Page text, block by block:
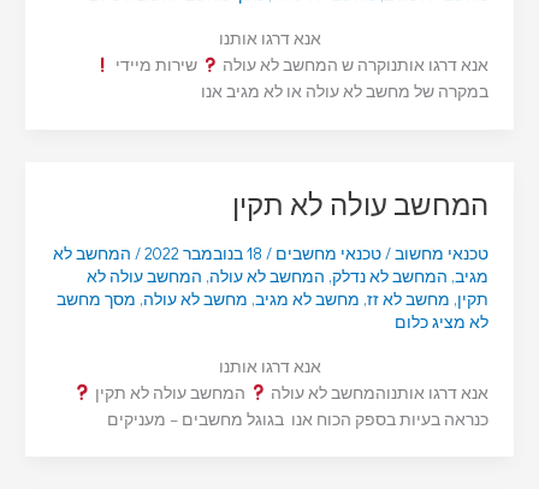
אנא דרגו אותנו
אנא דרגו אותנוקרה ש המחשב לא עולה
שירות מיידי
במקרה של מחשב לא עולה או לא מגיב אנו
המחשב עולה לא תקין
טכנאי מחשוב/טכנאי מחשבים / 18 בנובמבר 2022 / המחשב לא
מגיב, המחשב לא נדלק, המחשב לא עולה, המחשב עולה לא
תקין, מחשב לא זז, מחשב לא מגיב, מחשב לא עולה, מסך מחשב
לא מציג כלום
אנא דרגו אותנו
אנא דרגו אותנוהמחשב לא עולה
המחשב עולה לא תקין
כנראה בעיות בספק הכוח אנו בגוגל מחשבים – מעניקים